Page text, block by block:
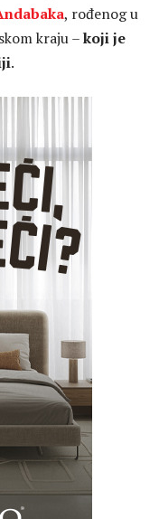
, rođenog u
kraju –koji je
.